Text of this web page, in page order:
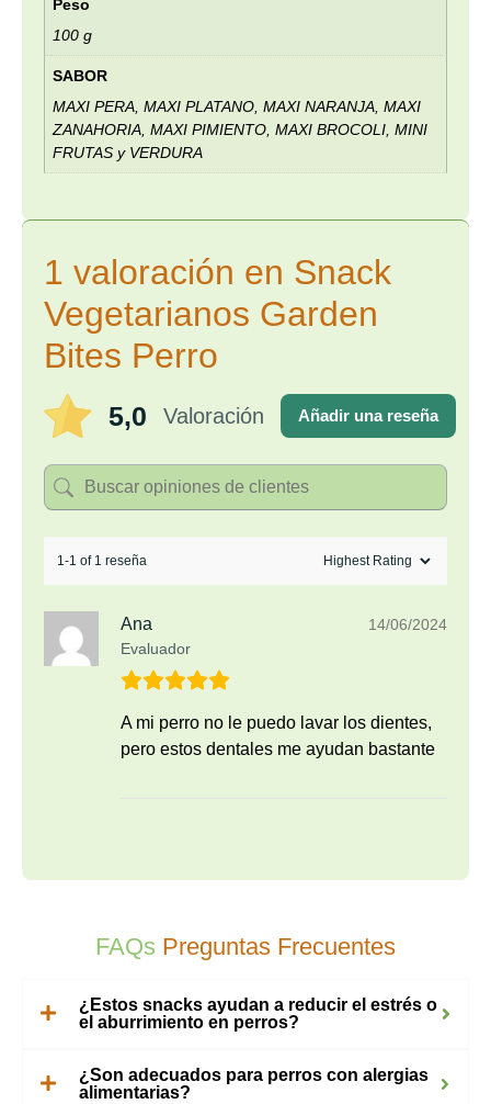
Peso
100 g
SABOR
MAXI PERA, MAXI PLATANO, MAXI NARANJA, MAXI
ZANAHORIA, MAXI PIMIENTO, MAXI BROCOLI, MINI
FRUTAS y VERDURA
1 valoración en Snack
Vegetarianos Garden
Bites Perro
5,0 Valoración Añadir una reseña
1-1 of 1 reseña
Ana
Evaluador
14/06/2024
A mi perro no le puedo lavar los dientes,
pero estos dentales me ayudan bastante
FAQs Preguntas Frecuentes
¿Estos snacks ayudan a reducir el estrés o
el aburrimiento en perros?
¿Son adecuados para perros con alergias
alimentarias?